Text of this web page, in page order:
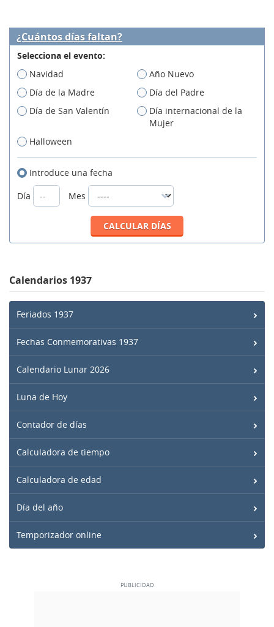
¿Cuántos días faltan?
Selecciona el evento:
Navidad
Año Nuevo
Día de la Madre
Día del Padre
Día de San Valentín
Día internacional de la
Mujer
Halloween
Introduce una fecha
Día
Mes
Calendarios 1937
Feriados 1937
Fechas Conmemorativas 1937
Calendario Lunar 2026
Luna de Hoy
Contador de días
Calculadora de tiempo
Calculadora de edad
Día del año
Temporizador online